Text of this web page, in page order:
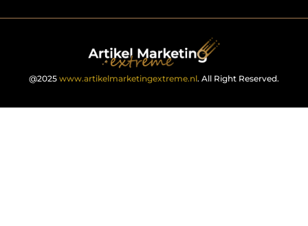
@2025 www.artikelmarketingextreme.nl. All Right Reserved.